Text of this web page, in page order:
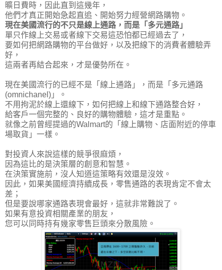
曠日費時，因此直到這幾年，
他們才真正開始急起直追、開始努力經營網路購物。
現在美國流行的不只是線上通路，而是「多元通路」
單只作線上交易或者線下交易這恐怕都已經過去了，
要如何把網路購物的平台做好，以及把線下的消費者體驗弄
好，
這兩者再結合起來，才是優勢所在。
現在美國流行的已經不是「線上通路」，而是「多元通路
(omnichanel)」。
不用拘泥於線上還線下，如何把線上和線下通路整合好，
給客戶一個完整的、良好的購物體驗，這才是重點。
就像之前曾經提過的Walmart的「線上購物、店面附近的停車
場取貨」一樣。
對投資人來說這樣的競爭很麻煩，
因為這比的是決策層的創意和智慧。
在決策實施前，沒人知道這策略有效還是沒效。
因此，如果美國經濟持續成長，零售通路的表現肯定不會太
差；
但是要說哪家通路表現會最好，這就非常難說了。
如果有意投資相關產業的朋友，
您可以同時持有幾家零售巨頭來分散風險。